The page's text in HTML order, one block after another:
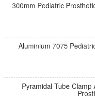
300mm Pediatric Prosthetic Components Aluminium
Aluminium 7075
Pyramidal Tube